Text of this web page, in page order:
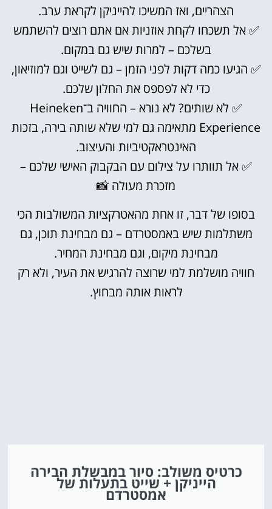
הצהריים, ואז המשיכו להייניקן לקראת ערב.
✅ אל תשכחו לקחת אוזניות אם אתם רוצים להשתמש
בשלכם – למרות שיש גם במקום.
✅ הגיעו כמה דקות לפני הזמן – גם לשייט וגם למוזיאון,
כדי לא לפספס את החלון שלכם.
✅ לא שותים? לא נורא – החוויה ב־Heineken
Experience מתאימה גם למי שלא שותה בירה, בזכות
האינטראקטיביות והעיצוב.
✅ אל תוותרו על צילום עם הבקבוק האישי שלכם –
מזכרת מעולה 📸
בסופו של דבר, זו אחת מהאטרקציות המשולבות הכי
משתלמות שיש באמסטרדם – גם מבחינת תוכן, גם
מבחינת מיקום, וגם מבחינת המחיר.
חוויה מושלמת למי שרוצה להרגיש את העיר, ולא רק
לראות אותה מבחוץ.
כרטיס משולב: סיור במבשלת הבירה
הייניקן + שייט בתעלות של
אמסטרדם